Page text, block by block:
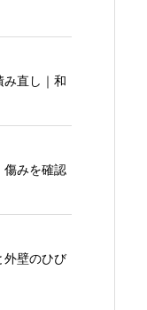
み直し｜和
傷みを確認
外壁のひび